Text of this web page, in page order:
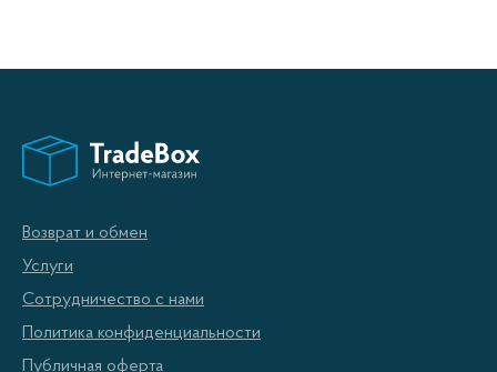
дерева путем их вращения вокруг своей оси.
Токарные станки могут выполнять как простейшие
Возврат и обмен
Услуги
Сотрудничество с нами
Политика конфиденциальности
Публичная оферта